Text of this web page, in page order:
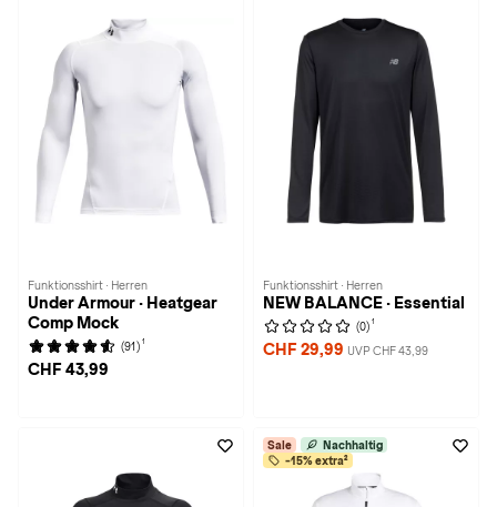
Funktionsshirt · Herren
Under Armour · Heatgear
Comp Mock
(91) 1
CHF 43,99
Funktionsshirt · Herren
NEW BALANCE · Essential
(0) 1
CHF 29,99 UVP CHF 43,99
Sale
Nachhaltig
-15% extra²